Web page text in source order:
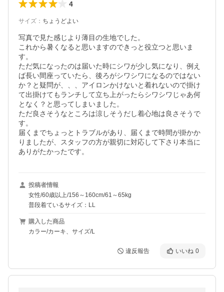
4
サイズ ： ちょうどよい
写真で見た感じより薄目の生地でした。
これから暑くなると思いますのできっと役立つと思いま
す。
ただ気になったのは届いた時にシワが少し気になり、例え
ば長い間座っていたら、後ろがシワシワになるのではない
か？と疑問が、、、アイロンかけないと着れないので掛け
て出掛けてもランチして立ち上がったらシワシワじゃあ何
となく？と思ってしまいました。
ただ良さそうなところは涼しそうだし着心地は良さそうで
す。
届くまでちょっとトラブルがあり、届くまで時間が掛かか
りましたが、スタッフの方が親切に対応して下さり本当に
ありがたかったです。
投稿者情報
女性/60歳以上/156～160cm/61～65kg
普段着ているサイズ：LL
購入した商品
カラー/カーキ、サイズ/L
違反報告 いいね 0